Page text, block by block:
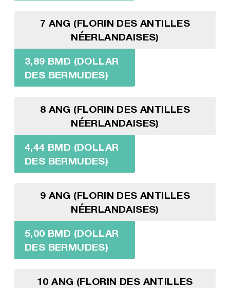
7 ANG (FLORIN DES ANTILLES
NÉERLANDAISES)
3,89 BMD (DOLLAR
DES BERMUDES)
8 ANG (FLORIN DES ANTILLES
NÉERLANDAISES)
4,44 BMD (DOLLAR
DES BERMUDES)
9 ANG (FLORIN DES ANTILLES
NÉERLANDAISES)
5,00 BMD (DOLLAR
DES BERMUDES)
10 ANG (FLORIN DES ANTILLES